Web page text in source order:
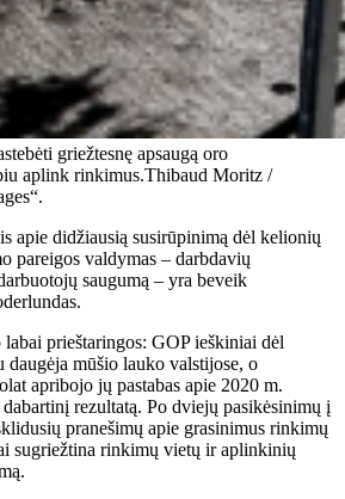
griežtesnę apsaugą oro
aplink rinkimus.Thibaud Moritz /
apie didžiausią susirūpinimą dėl kelionių
pareigos valdymas – darbdavių
saugumą – yra beveik
prieštaringos: GOP ieškiniai dėl
daugėja mūšio lauko valstijose, o
apribojo jų pastabas apie 2020 m.
rezultatą. Po dviejų pasikėsinimų į
pranešimų apie grasinimus rinkimų
sugriežtina rinkimų vietų ir aplinkinių